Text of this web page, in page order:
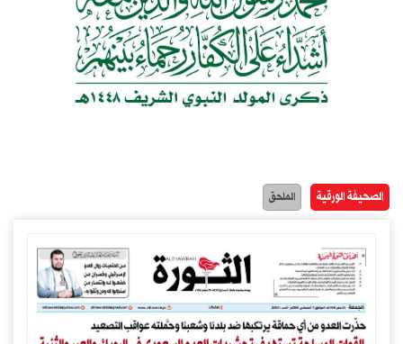
الصحيفة الورقية الملحق